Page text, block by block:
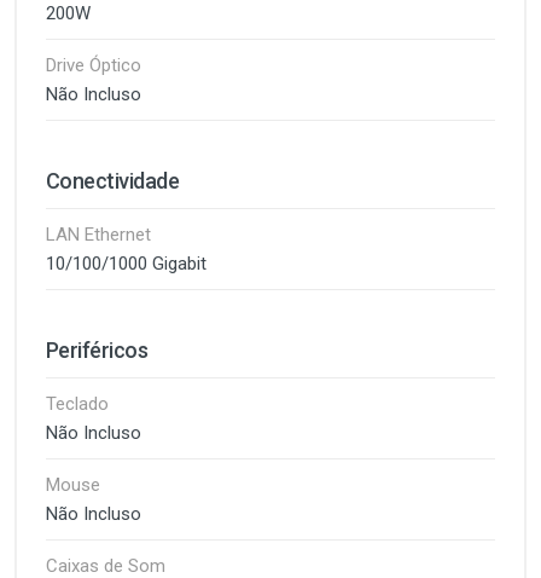
200W
Drive Óptico
Não Incluso
Conectividade
LAN Ethernet
10/100/1000 Gigabit
Periféricos
Teclado
Não Incluso
Mouse
Não Incluso
Caixas de Som